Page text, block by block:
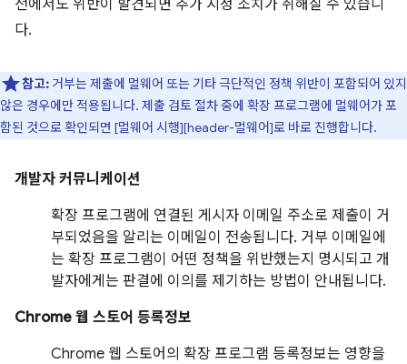
전에서도 위반이 발견되면 추가 시정 조치가 취해질 수 있습니
다.
참고: 거부는 제출에 멀웨어 또는 기타 극단적인 정책 위반이 포함되어 있지
않은 경우에만 적용됩니다. 제출 검토 절차 중에 확장 프로그램에 멀웨어가 포
함된 것으로 확인되면 [멀웨어 시행][header-멀웨어]로 바로 진행합니다.
개발자 커뮤니케이션
확장 프로그램에 연결된 게시자 이메일 주소로 제출이 거
부되었음을 알리는 이메일이 전송됩니다. 거부 이메일에
는 확장 프로그램이 어떤 정책을 위반했는지 명시되고 개
발자에게는 판결에 이의를 제기하는 방법이 안내됩니다.
Chrome 웹 스토어 등록정보
Chrome 웹 스토어의 확장 프로그램 등록정보는 영향을